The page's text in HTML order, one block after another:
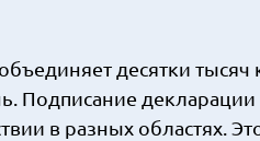
десятки тысяч
декларации
в разных областях.